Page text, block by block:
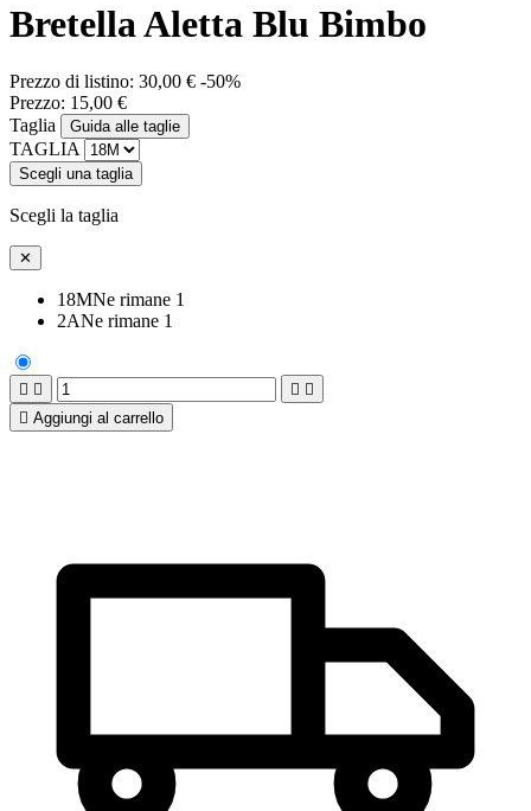
Bretella Aletta Blu Bimbo
Prezzo di listino: 30,00 € -50%
Prezzo: 15,00 €
Taglia
Guida alle taglie
TAGLIA
Scegli una taglia
Scegli la taglia
✕
18MNe rimane 1
2ANe rimane 1
   
 Aggiungi al carrello